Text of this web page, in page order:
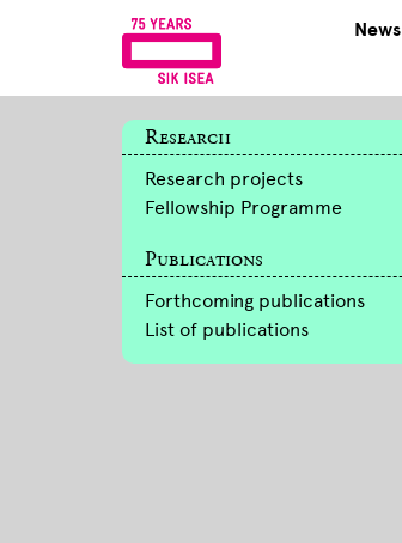
News
Research
Research projects
Fellowship Programme
Publications
Forthcoming publications
List of publications